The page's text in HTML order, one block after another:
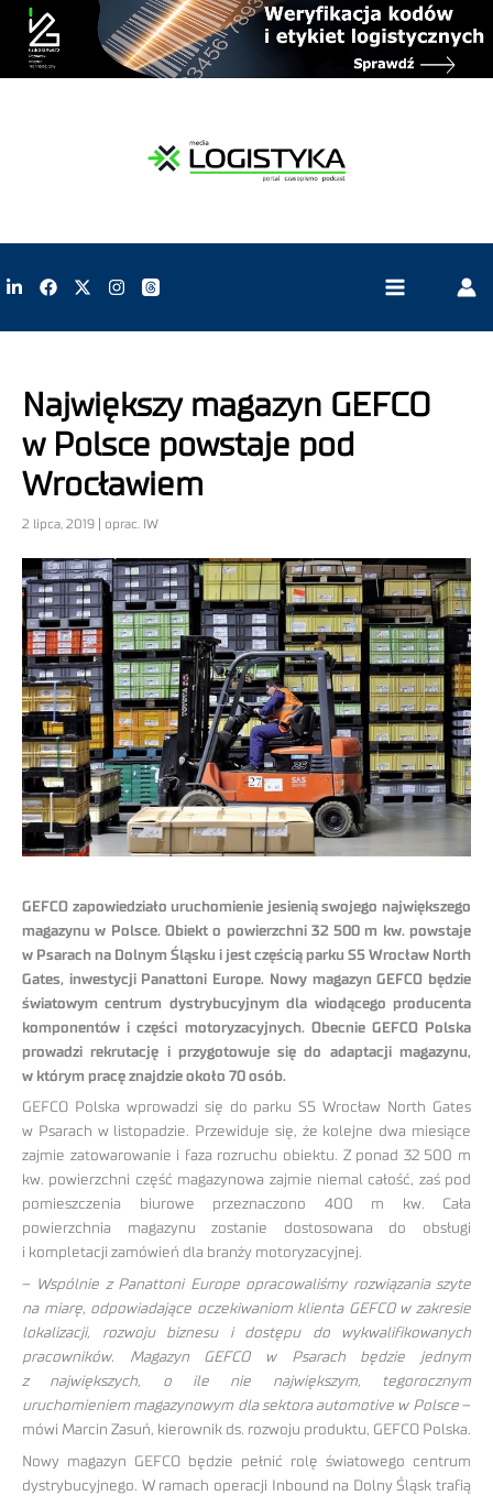
Największy magazyn GEFCO
w Polsce powstaje pod
Wrocławiem
2 lipca, 2019 | oprac. IW
GEFCO zapowiedziało uruchomienie jesienią swojego największego
magazynu w Polsce. Obiekt o powierzchni 32 500 m kw. powstaje
w Psarach na Dolnym Śląsku i jest częścią parku S5 Wrocław North
Gates, inwestycji Panattoni Europe. Nowy magazyn GEFCO będzie
światowym centrum dystrybucyjnym dla wiodącego producenta
komponentów i części motoryzacyjnych. Obecnie GEFCO Polska
prowadzi rekrutację i przygotowuje się do adaptacji magazynu,
w którym pracę znajdzie około 70 osób.
GEFCO Polska wprowadzi się do parku S5 Wrocław North Gates
w Psarach w listopadzie. Przewiduje się, że kolejne dwa miesiące
zajmie zatowarowanie i faza rozruchu obiektu. Z ponad 32 500 m
kw. powierzchni część magazynowa zajmie niemal całość, zaś pod
pomieszczenia biurowe przeznaczono 400 m kw. Cała
powierzchnia magazynu zostanie dostosowana do obsługi
i kompletacji zamówień dla branży motoryzacyjnej.
–
Wspólnie z Panattoni Europe opracowaliśmy rozwiązania szyte
na miarę, odpowiadające oczekiwaniom klienta GEFCO w zakresie
lokalizacji, rozwoju biznesu i dostępu do wykwalifikowanych
pracowników. Magazyn GEFCO w Psarach będzie jednym
z największych, o ile nie największym, tegorocznym
uruchomieniem magazynowym dla sektora automotive w Polsce–
mówi Marcin Zasuń, kierownik ds. rozwoju produktu, GEFCO Polska.
Nowy magazyn GEFCO będzie pełnić rolę światowego centrum
dystrybucyjnego. W ramach operacji Inbound na Dolny Śląsk trafią